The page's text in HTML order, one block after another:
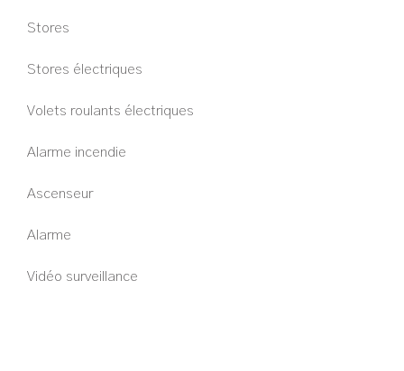
Stores
Stores électriques
Volets roulants électriques
Alarme incendie
Ascenseur
Alarme
Vidéo surveillance